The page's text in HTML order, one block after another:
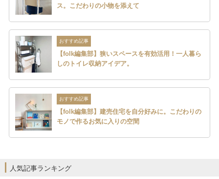
ス。こだわりの小物を添えて
おすすめ記事
【folk編集部】狭いスペースを有効活用！一人暮ら
しのトイレ収納アイデア。
おすすめ記事
【folk編集部】建売住宅を自分好みに。こだわりの
モノで作るお気に入りの空間
人気記事ランキング